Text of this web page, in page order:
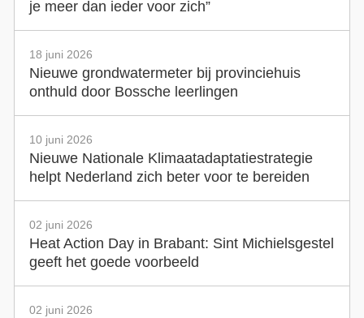
je meer dan ieder voor zich”
18 juni 2026
Nieuwe grondwatermeter bij provinciehuis
onthuld door Bossche leerlingen
10 juni 2026
Nieuwe Nationale Klimaatadaptatiestrategie
helpt Nederland zich beter voor te bereiden
02 juni 2026
Heat Action Day in Brabant: Sint Michielsgestel
geeft het goede voorbeeld
02 juni 2026